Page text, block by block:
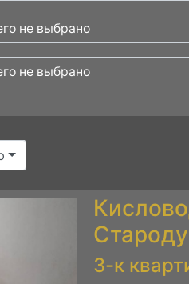
не выбрано
не выбрано
3-к